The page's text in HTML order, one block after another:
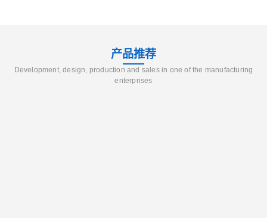
产品推荐
Development, design, production and sales in one of the manufacturing
enterprises